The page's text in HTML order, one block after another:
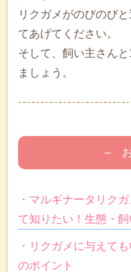
リクガメがのびのび
てあげてください。
そして、飼い主さん
ましょう。
–
・マルギナータリク
て知りたい！生態・
・リクガメに与えて
のポイント